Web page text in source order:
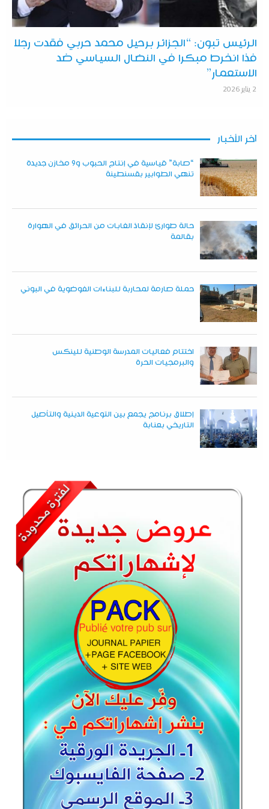
الرئيس تبون: “الجزائر برحيل محمد حربي فقدت رجلا
فذا انخرط مبكرا في النضال السياسي ضد
الاستعمار”
2 يناير 2026
آخر الأخبار
“صابة” قياسية في إنتاج الحبوب و9 مخازن جديدة
تنهي الطوابير بقسنطينة
حالة طوارئ لإنقاذ الغابات من الحرائق في الهوارة
بقالمة
حملة صارمة لمحاربة للبناءات الفوضوية في البوني
اختتام فعاليات المدرسة الوطنية للينكس
والبرمجيات الحرة
إطلاق برنامج يجمع بين التوعية الدينية والتأصيل
التاريخي بعنابة